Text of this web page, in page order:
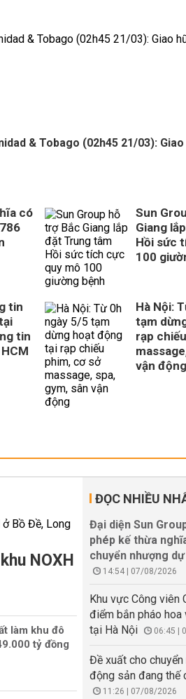
& Tobago (02h45 21/03):
có
Sun
Giang
Hồi sức
100
tin
tin
Hà Nội:
tạm
rạp
vận động
NOXH
làm khu đô
tỷ đồng
ĐỌC NHIỀU
Đại diện Sun
phép kế thừa
chuyển nhượng
14:54 | 07/08/2026
Khu vực Công viên
điểm bắn pháo
tại Hà Nội
06:45 |
Đề xuất cho
động sản đang thế
11:26 | 07/08/2026